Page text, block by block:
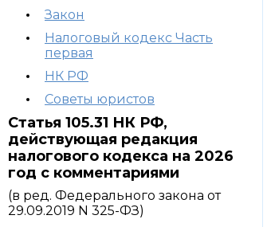
Закон
Налоговый кодекс Часть
первая
НК РФ
Советы юристов
Статья 105.31 НК РФ,
действующая редакция
налогового кодекса на 2026
год с комментариями
(в ред. Федерального закона от
29.09.2019 N 325-ФЗ)